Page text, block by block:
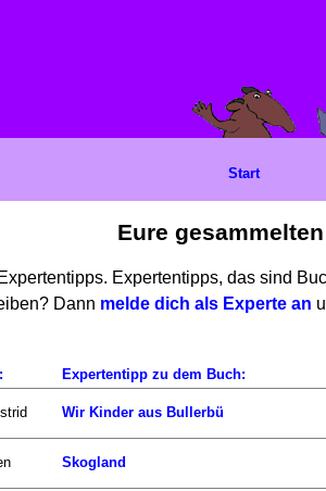
Eure
Expertentipps, das sind
Dann melde dich als Experte an
Expertentipp zu dem Buch:
Wir Kinder aus Bullerbü
Skogland
Start